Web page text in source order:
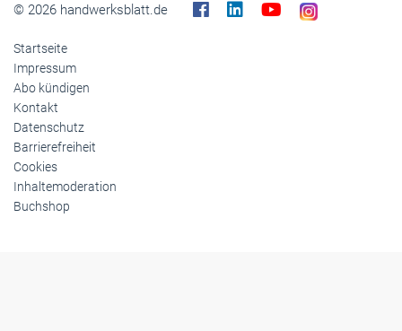
© 2026 handwerksblatt.de
Startseite
Impressum
Abo kündigen
Kontakt
Datenschutz
Barrierefreiheit
Cookies
Inhaltemoderation
Buchshop